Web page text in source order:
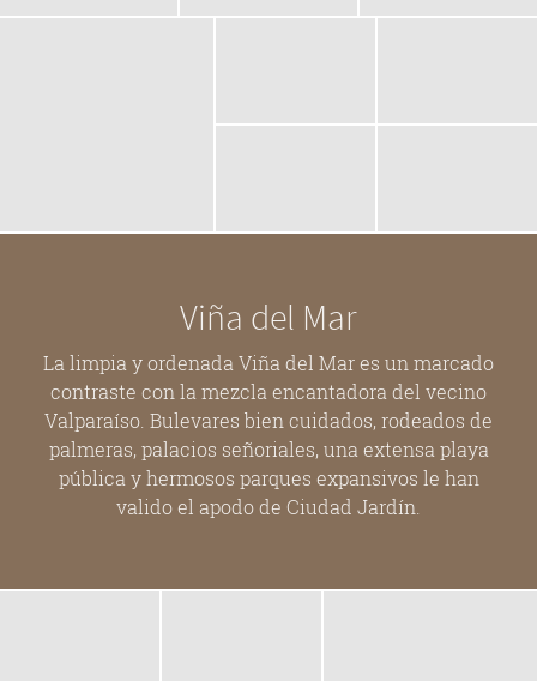
Viña del Mar
La limpia y ordenada Viña del Mar es un marcado
contraste con la mezcla encantadora del vecino
Valparaíso. Bulevares bien cuidados, rodeados de
palmeras, palacios señoriales, una extensa playa
pública y hermosos parques expansivos le han
valido el apodo de Ciudad Jardín.